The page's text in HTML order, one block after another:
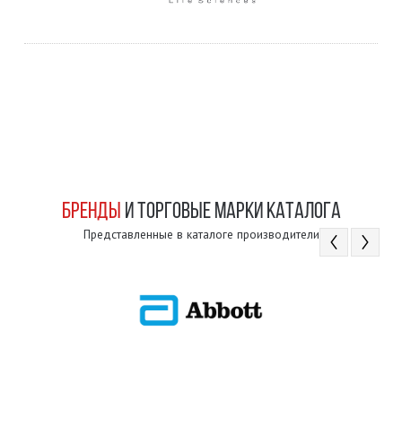
БРЕНДЫ И ТОРГОВЫЕ МАРКИ КАТАЛОГА
Представленные в каталоге производители